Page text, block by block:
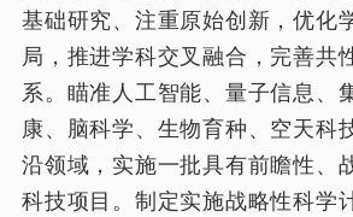
基础研究、注重原始创新，优化
局，推进学科交叉融合，完善共
系。瞄准人工智能、量子信息、
康、脑科学、生物育种、空天科
沿领域，实施一批具有前瞻性、
科技项目。制定实施战略性科学